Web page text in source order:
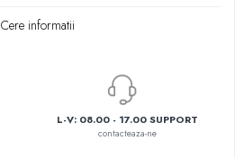
Cere informatii
L-V: 08.00 - 17.00 SUPPORT
contacteaza-ne